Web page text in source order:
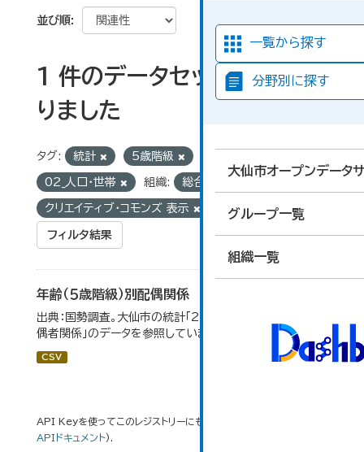
一覧から探す
分野別に探す
大仙市オープンデータ
グループ一覧
組織一覧
並び順
1 件のデータセットが見つか
りました
タグ: 統計 5歳階級
02_人口・世帯 組織: 総合政策課
クリエイティブ・コモンズ 表示
フィルタ結果
年齢（５歳階級）別配偶関係
出典：国勢調査。大仙市の統計「2-12 年齢（5歳階級）別配
偶者関係」のデータを参照しています。
CSV
API Keyを使ってこのレジストリーにもアクセス可能です
APIドキュメント).